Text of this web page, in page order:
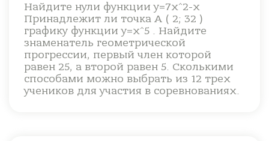
Найдите нули функции y=7x^2-x
Принадлежит ли точка А ( 2; 32 )
графику функции y=x^5 . Найдите
знаменатель геометрической
прогрессии, первый член которой
равен 25, а второй равен 5. Сколькими
способами можно выбрать из 12 трех
учеников для участия в соревнованиях.